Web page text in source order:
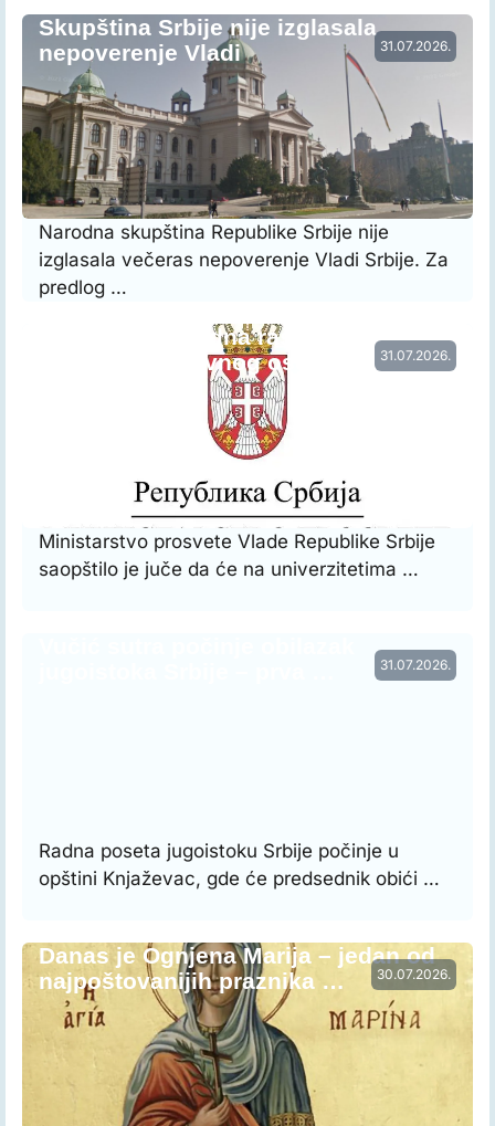
31.07.2026.
Skupština Srbije nije izglasala
nepoverenje Vladi
Narodna skupština Republike Srbije nije
izglasala večeras nepoverenje Vladi Srbije. Za
predlog …
31.07.2026.
Vraćena prethodna raspodela radnog
vremena nastavnog osoblja…
Ministarstvo prosvete Vlade Republike Srbije
saopštilo je juče da će na univerzitetima …
31.07.2026.
Radna poseta jugoistoku Srbije počinje u
opštini Knjaževac, gde će predsednik obići …
30.07.2026.
Danas je Ognjena Marija – jedan od
najpoštovanijih praznika …